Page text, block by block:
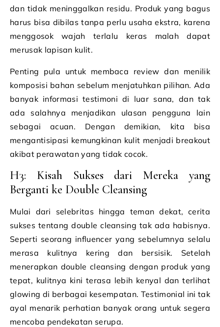
dan tidak meninggalkan residu. Produk yang bagus
harus bisa dibilas tanpa perlu usaha ekstra, karena
menggosok wajah terlalu keras malah dapat
merusak lapisan kulit.
Penting pula untuk membaca review dan menilik
komposisi bahan sebelum menjatuhkan pilihan. Ada
banyak informasi testimoni di luar sana, dan tak
ada salahnya menjadikan ulasan pengguna lain
sebagai acuan. Dengan demikian, kita bisa
mengantisipasi kemungkinan kulit menjadi breakout
akibat perawatan yang tidak cocok.
H3: Kisah Sukses dari Mereka yang
Berganti ke Double Cleansing
Mulai dari selebritas hingga teman dekat, cerita
sukses tentang double cleansing tak ada habisnya.
Seperti seorang influencer yang sebelumnya selalu
merasa kulitnya kering dan bersisik. Setelah
menerapkan double cleansing dengan produk yang
tepat, kulitnya kini terasa lebih kenyal dan terlihat
glowing di berbagai kesempatan. Testimonial ini tak
ayal menarik perhatian banyak orang untuk segera
mencoba pendekatan serupa.